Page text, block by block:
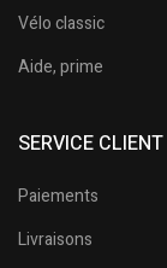
Vélo classic
Aide, prime
SERVICE CLIENT
Paiements
Livraisons